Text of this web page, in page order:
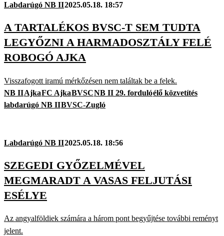
Labdarúgó NB II2025.05.18. 18:57
A TARTALÉKOS BVSC-T SEM TUDTA
LEGYŐZNI A HARMADOSZTÁLY FELÉ
ROBOGÓ AJKA
Visszafogott iramú mérkőzésen nem találtak be a felek.
NB IIAjkaFC AjkaBVSCNB II 29. fordulóélő közvetítés
labdarúgó NB IIBVSC-Zugló
Labdarúgó NB II2025.05.18. 18:56
SZEGEDI GYŐZELMÉVEL
MEGMARADT A VASAS FELJUTÁSI
ESÉLYE
Az angyalföldiek számára a három pont begyűjtése további reményt
jelent.